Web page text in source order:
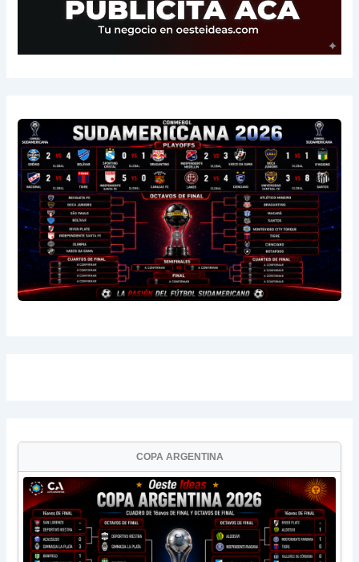
COPA ARGENTINA